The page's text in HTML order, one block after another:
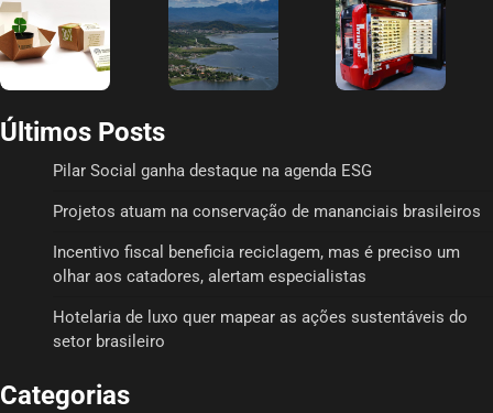
Últimos Posts
Pilar Social ganha destaque na agenda ESG
Projetos atuam na conservação de mananciais brasileiros
Incentivo fiscal beneficia reciclagem, mas é preciso um
olhar aos catadores, alertam especialistas
Hotelaria de luxo quer mapear as ações sustentáveis do
setor brasileiro
Categorias